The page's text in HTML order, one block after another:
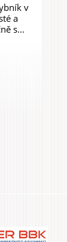
v
a
s...